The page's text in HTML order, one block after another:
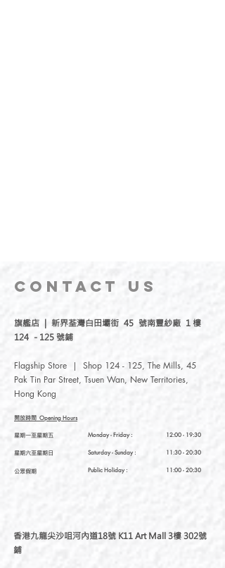
CONTACT US
旗艦店 | 新界荃灣白田壩街 45 號南豐紗廠 1 樓
124 - 125 號鋪
Flagship Store | Shop 124 - 125, The Mills, 45
Pak Tin Par Street, Tsuen Wan, New Territories,
Hong Kong
開放時間 Opening Hours
星期一至星期五
星期六至星期日
公眾假期
12:00 - 19:30
11:30 - 20:30
11:00 - 20:30
Monday - Friday :
Saturday- Sunday :
Public Holiday :
香港九龍尖沙咀河內道18號 K11 Art Mall 3樓 302號
鋪